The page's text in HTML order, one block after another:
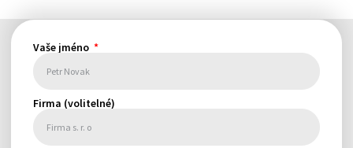
Vaše jméno
Firma (volitelné)